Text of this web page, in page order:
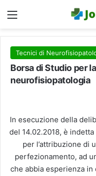
Menu
Tecnici di
Borsa di Studio per
neurofisiopatologia
In esecuzione della
del 14.02.2018, è
per l’attribuzione di
perfezionamento, ad
che abbia esperienza